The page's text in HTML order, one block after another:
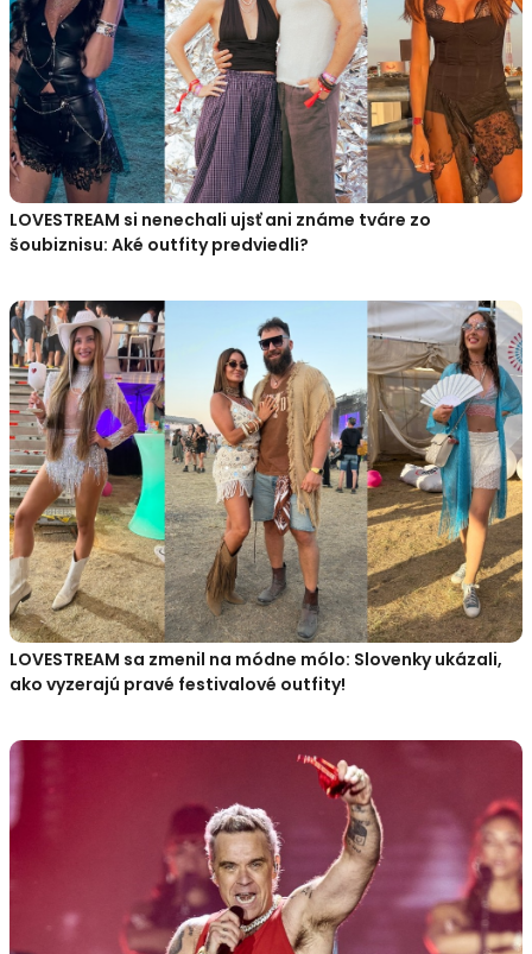
LOVESTREAM si nenechali ujsť ani známe tváre zo
šoubiznisu: Aké outfity predviedli?
LOVESTREAM sa zmenil na módne mólo: Slovenky ukázali,
ako vyzerajú pravé festivalové outfity!